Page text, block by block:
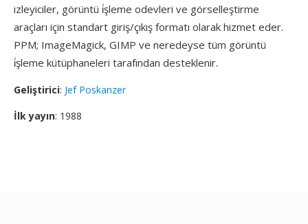
izleyiciler, görüntü i̇şleme odevleri ve görselleştirme
araçları için standart giriş/çıkış formatı olarak hizmet eder.
PPM; ImageMagick, GIMP ve neredeyse tüm görüntü
i̇şleme kütüphaneleri tarafından desteklenir.
Geliştirici: Jef Poskanzer
İlk yayın: 1988